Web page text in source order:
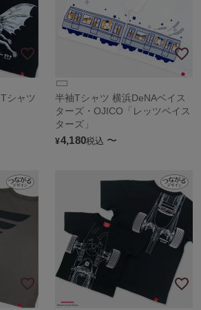
シャツ
半袖Tシャツ 横浜DeNAベイス
ターズ・OJICO「レッツベイス
ターズ」
¥4,180税込 〜